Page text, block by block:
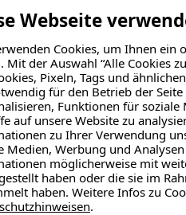
Webseite
Cookies, um Ihnen ein
Mit der Auswahl “Alle Cookies
Pixeln, Tags und
für den Betrieb der
Funktionen für
auf unsere Website zu
zu Ihrer Verwendung
Medien, Werbung und
möglicherweise mit
haben oder die sie im
haben. Weitere Infos zu
.
Ursache
Die Bauzustandsanalyse
Bausubstanz zu klären.
Kombination mehrerer
Feuchteschäden ist eine
genug betont werden.
kostenintensiv aufgeholt
Mit Analysetechnik und